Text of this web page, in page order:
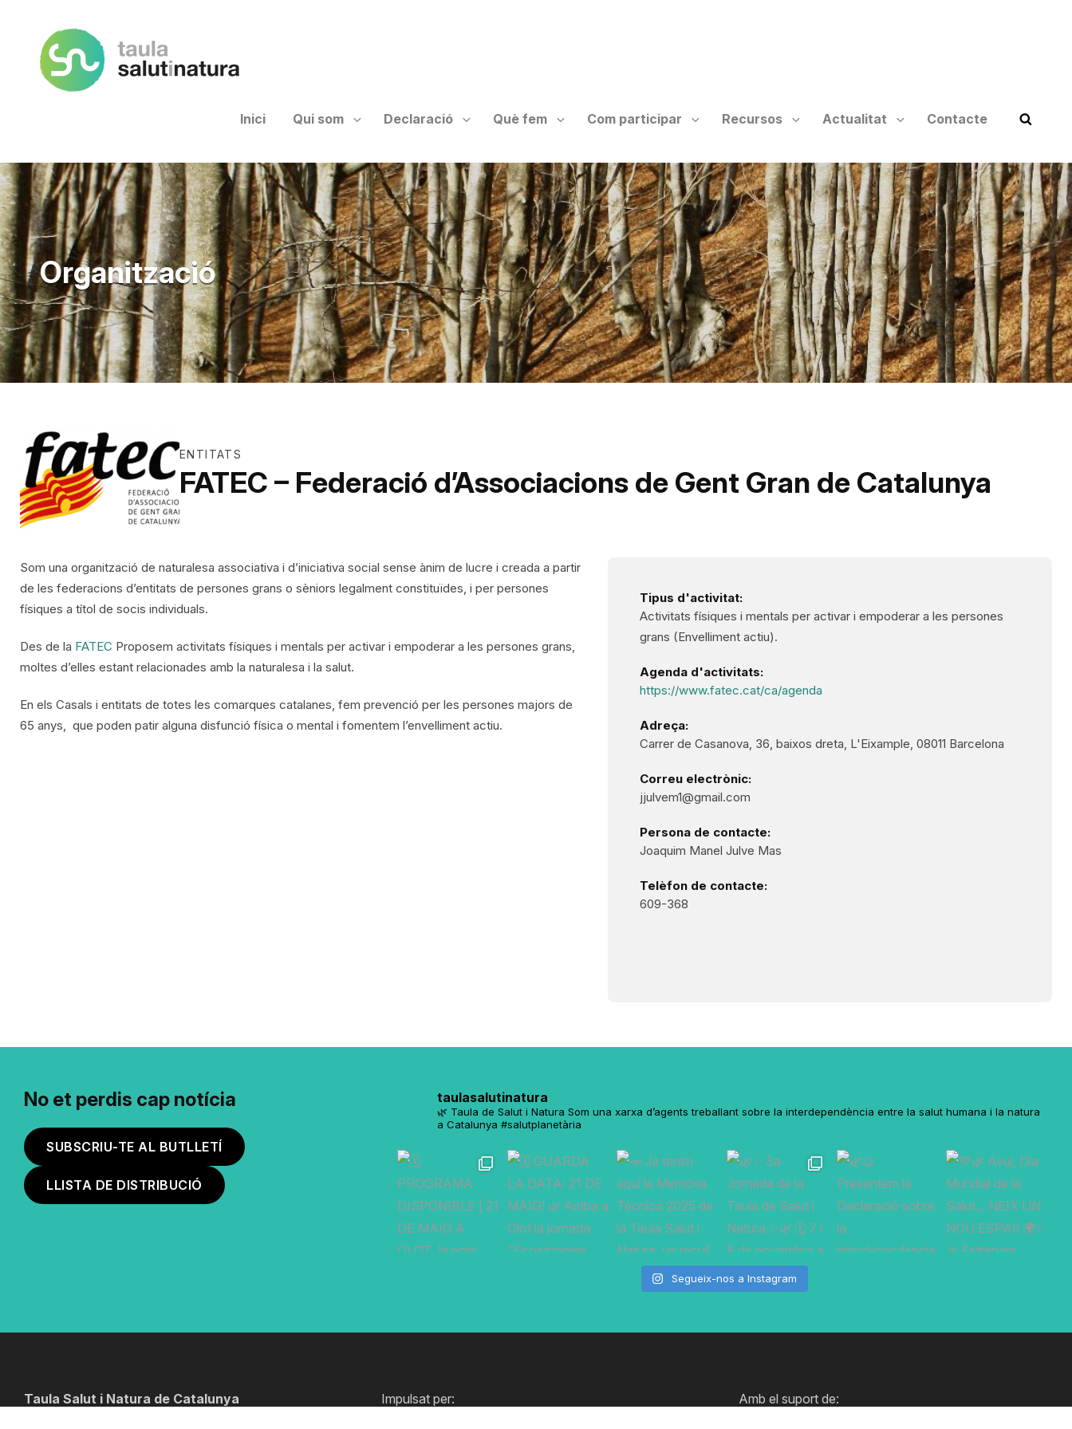
Taula Salut I Natura
Inici Qui som Declaració Què fem Com participar Recursos Actualitat Contacte
Organització
ENTITATS
FATEC – Federació d’Associacions de Gent Gran de Catalunya
Som una organització de naturalesa associativa i d’iniciativa social sense ànim de lucre i creada a partir
de les federacions d’entitats de persones grans o sèniors legalment constituïdes, i per persones
físiques a títol de socis individuals.
Des de la FATEC Proposem activitats físiques i mentals per activar i empoderar a les persones grans,
moltes d’elles estant relacionades amb la naturalesa i la salut.
En els Casals i entitats de totes les comarques catalanes, fem prevenció per les persones majors de
65 anys, que poden patir alguna disfunció física o mental i fomentem l’envelliment actiu.
Tipus d'activitat:
Activitats físiques i mentals per activar i empoderar a les persones
grans (Envelliment actiu).
Agenda d'activitats:
https://www.fatec.cat/ca/agenda
Adreça:
Carrer de Casanova, 36, baixos dreta, L'Eixample, 08011 Barcelona
Correu electrònic:
jjulvem1@gmail.com
Persona de contacte:
Joaquim Manel Julve Mas
Telèfon de contacte:
609-368
No et perdis cap notícia
SUBSCRIU-TE AL BUTLLETÍ
LLISTA DE DISTRIBUCIÓ
taulasalutinatura
🌿 Taula de Salut i Natura Som una xarxa d’agents treballant sobre la interdependència entre la salut humana i la natura
a Catalunya #salutplanetària
Segueix-nos a Instagram
Taula Salut i Natura de Catalunya
Impulsat per: Amb el suport de: